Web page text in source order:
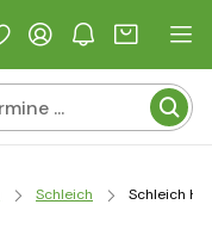
Schleich Schleich